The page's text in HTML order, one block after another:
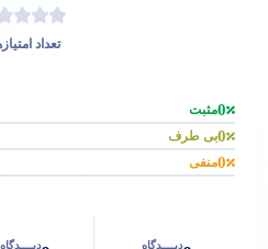
تعداد
0مثبت
0بی طرف
0منفی
دیــــدگاه دیــــدگاه